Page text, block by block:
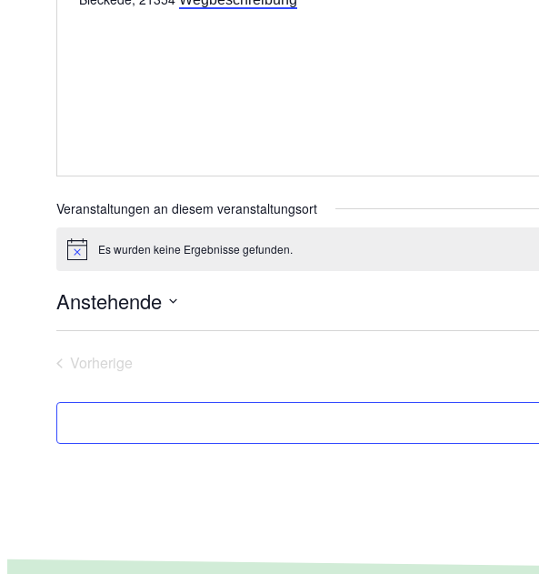
Veranstaltungen an diesem veranstaltungsort
HinweisEs wurden keine Ergebnisse gefunden.
Anstehende
Vorherige